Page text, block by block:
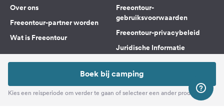
Boek bij camping
Kies een reisperiode om verder te gaan of selecteer een ander product
Over ons
Freeontour-partner worden
Wat is Freeontour
Freeontour-
gebruiksvoorwaarden
Freeontour-privacybeleid
Juridische Informatie